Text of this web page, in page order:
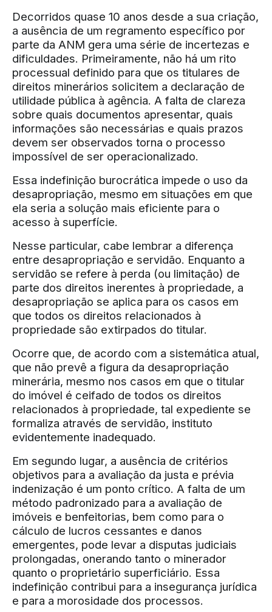
Decorridos quase 10 anos desde a sua criação,
a ausência de um regramento específico por
parte da ANM gera uma série de incertezas e
dificuldades. Primeiramente, não há um rito
processual definido para que os titulares de
direitos minerários solicitem a declaração de
utilidade pública à agência. A falta de clareza
sobre quais documentos apresentar, quais
informações são necessárias e quais prazos
devem ser observados torna o processo
impossível de ser operacionalizado.
Essa indefinição burocrática impede o uso da
desapropriação, mesmo em situações em que
ela seria a solução mais eficiente para o
acesso à superfície.
Nesse particular, cabe lembrar a diferença
entre desapropriação e servidão. Enquanto a
servidão se refere à perda (ou limitação) de
parte dos direitos inerentes à propriedade, a
desapropriação se aplica para os casos em
que todos os direitos relacionados à
propriedade são extirpados do titular.
Ocorre que, de acordo com a sistemática atual,
que não prevê a figura da desapropriação
minerária, mesmo nos casos em que o titular
do imóvel é ceifado de todos os direitos
relacionados à propriedade, tal expediente se
formaliza através de servidão, instituto
evidentemente inadequado.
Em segundo lugar, a ausência de critérios
objetivos para a avaliação da justa e prévia
indenização é um ponto crítico. A falta de um
método padronizado para a avaliação de
imóveis e benfeitorias, bem como para o
cálculo de lucros cessantes e danos
emergentes, pode levar a disputas judiciais
prolongadas, onerando tanto o minerador
quanto o proprietário superficiário. Essa
indefinição contribui para a insegurança jurídica
e para a morosidade dos processos.